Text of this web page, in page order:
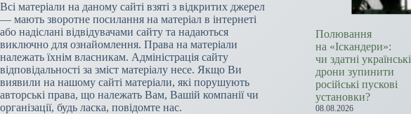
Всі матеріали на даному сайті взяті з відкритих джерел
— мають зворотне посилання на матеріал в інтернеті
або надіслані відвідувачами сайту та надаються
виключно для ознайомлення. Права на матеріали
належать їхнім власникам. Адміністрація сайту
відповідальності за зміст матеріалу несе. Якщо Ви
виявили на нашому сайті матеріали, які порушують
авторські права, що належать Вам, Вашій компанії чи
організації, будь ласка, повідомте нас.
Полювання
на «Іскандери»:
чи здатні українські
дрони зупинити
російські пускові
установки?
08.08.2026